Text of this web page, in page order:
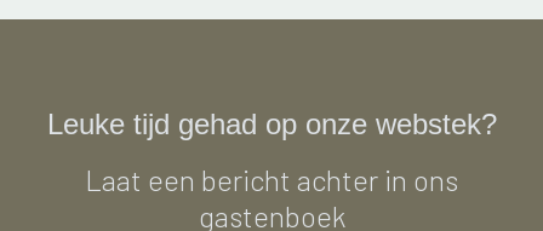
Leuke tijd gehad op onze webstek?
Laat een bericht achter in ons
gastenboek